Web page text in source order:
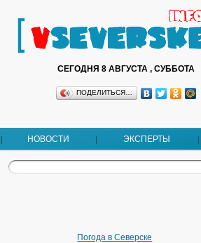
СЕГОДНЯ 8 АВГУСТА , СУББОТА
ПОДЕЛИТЬСЯ…
НОВОСТИ ЭКСПЕРТЫ
Погода в Северске